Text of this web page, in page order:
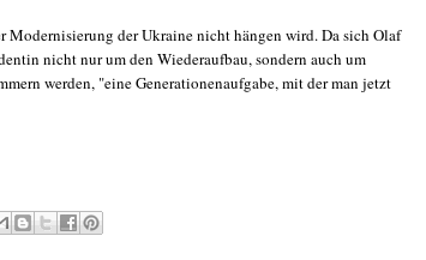
Modernisierung der Ukraine nicht hängen wird. Da sich Olaf
nicht nur um den Wiederaufbau, sondern auch um
werden, "eine Generationenaufgabe, mit der man jetzt